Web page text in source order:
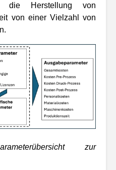
die Herstellung von
von einer Vielzahl von
zur